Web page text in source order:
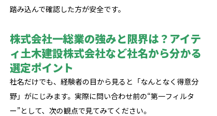
踏み込んで確認した方が安全です。
株式会社一総業の強みと限界は？アイテ
ィ土木建設株式会社など社名から分かる
選定ポイント
社名だけでも、経験者の目から見ると「なんとなく得意分
野」がにじみます。実際に問い合わせ前の“第一フィルタ
ー”として、次の観点で見てみてください。